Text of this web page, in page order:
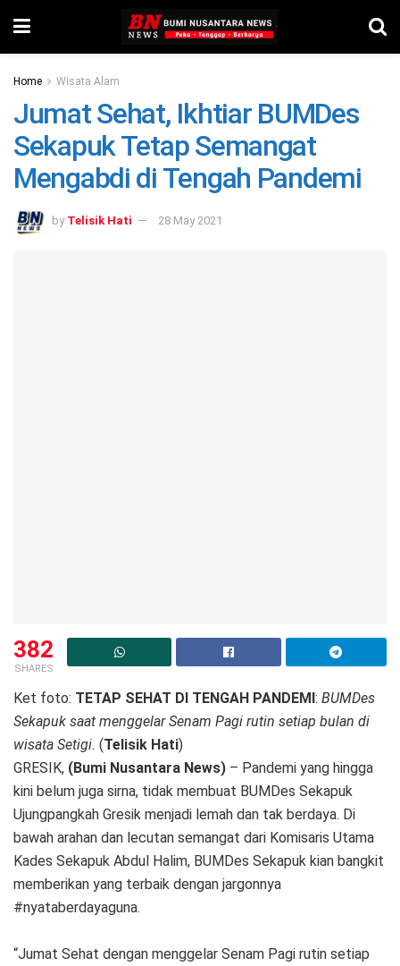
Home Wisata Alam
Jumat Sehat, Ikhtiar BUMDes
Sekapuk Tetap Semangat
Mengabdi di Tengah Pandemi
by Telisik Hati 28 May 2021
382
SHARES
Ket foto: TETAP SEHAT DI TENGAH PANDEMI: BUMDes
Sekapuk saat menggelar Senam Pagi rutin setiap bulan di
wisata Setigi. (Telisik Hati)
GRESIK, (Bumi Nusantara News) – Pandemi yang hingga
kini belum juga sirna, tidak membuat BUMDes Sekapuk
Ujungpangkah Gresik menjadi lemah dan tak berdaya. Di
bawah arahan dan lecutan semangat dari Komisaris Utama
Kades Sekapuk Abdul Halim, BUMDes Sekapuk kian bangkit
memberikan yang terbaik dengan jargonnya
#nyataberdayaguna.
“Jumat Sehat dengan menggelar Senam Pagi rutin setiap